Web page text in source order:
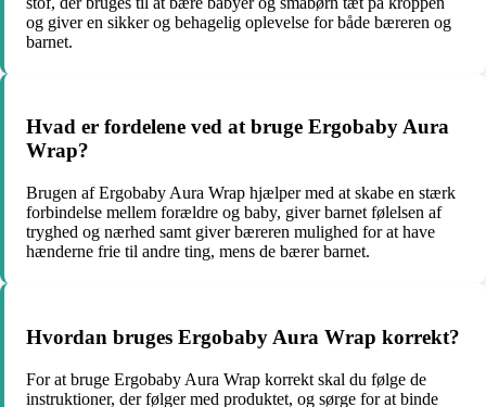
og giver en sikker og behagelig oplevelse for både bæreren og
barnet.
Hvad er fordelene ved at bruge Ergobaby Aura
Wrap?
Brugen af Ergobaby Aura Wrap hjælper med at skabe en stærk
forbindelse mellem forældre og baby, giver barnet følelsen af
tryghed og nærhed samt giver bæreren mulighed for at have
hænderne frie til andre ting, mens de bærer barnet.
Hvordan bruges Ergobaby Aura Wrap korrekt?
For at bruge Ergobaby Aura Wrap korrekt skal du følge de
instruktioner, der følger med produktet, og sørge for at binde